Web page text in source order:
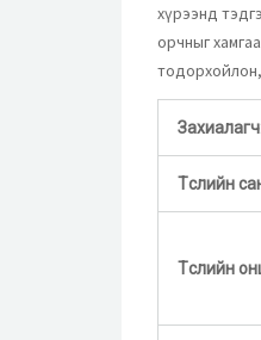
хүрээнд
орчныг
Төслийн
Төслийн